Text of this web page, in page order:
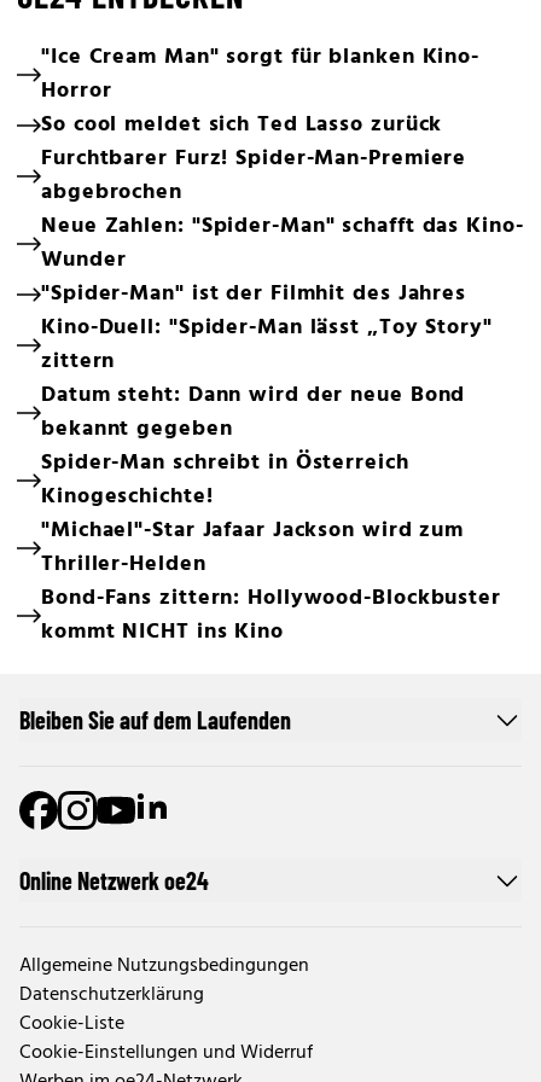
"Ice Cream Man" sorgt für blanken Kino-
Horror
So cool meldet sich Ted Lasso zurück
Furchtbarer Furz! Spider-Man-Premiere
abgebrochen
Neue Zahlen: "Spider-Man" schafft das Kino-
Wunder
"Spider-Man" ist der Filmhit des Jahres
Kino-Duell: "Spider-Man lässt „Toy Story"
zittern
Datum steht: Dann wird der neue Bond
bekannt gegeben
Spider-Man schreibt in Österreich
Kinogeschichte!
"Michael"-Star Jafaar Jackson wird zum
Thriller-Helden
Bond-Fans zittern: Hollywood-Blockbuster
kommt NICHT ins Kino
Online Netzwerk oe24
Allgemeine Nutzungsbedingungen
Datenschutzerklärung
Cookie-Liste
Cookie-Einstellungen und Widerruf
Bleiben Sie auf dem Laufenden